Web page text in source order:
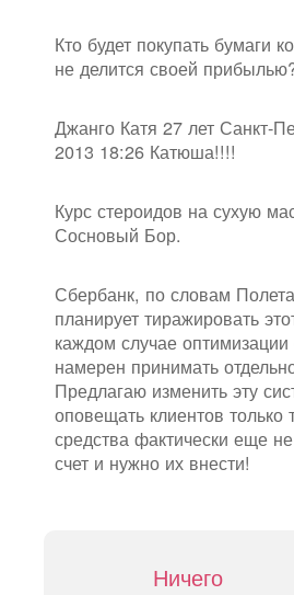
Кто будет покупать бумаги
не делится своей
Джанго Катя 27 лет Санкт-
2013 18:26 Катюша!!!!
Курс стероидов на сухую
Сосновый Бор.
Сбербанк, по словам
планирует тиражировать
каждом случае оптимизации
намерен принимать
Предлагаю изменить эту
оповещать клиентов только
средства фактически еще
счет и нужно их внести!
Ничего